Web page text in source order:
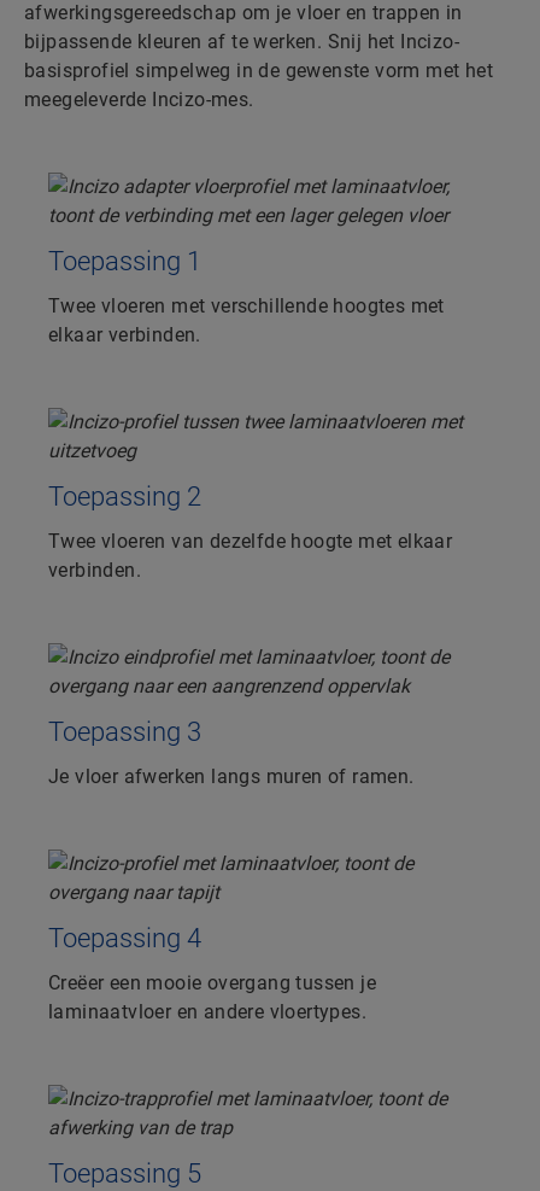
afwerkingsgereedschap om je vloer en trappen in
bijpassende kleuren af te werken. Snij het Incizo-
basisprofiel simpelweg in de gewenste vorm met het
meegeleverde Incizo-mes.
Toepassing 1
Twee vloeren met verschillende hoogtes met
elkaar verbinden.
Toepassing 2
Twee vloeren van dezelfde hoogte met elkaar
verbinden.
Toepassing 3
Je vloer afwerken langs muren of ramen.
Toepassing 4
Creëer een mooie overgang tussen je
laminaatvloer en andere vloertypes.
Toepassing 5